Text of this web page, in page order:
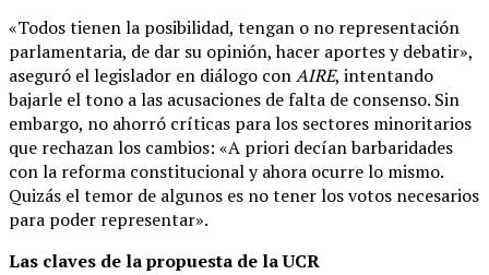
«Todos tienen la posibilidad, tengan o no representación
parlamentaria, de dar su opinión, hacer aportes y debatir»,
aseguró el legislador en diálogo conAIRE, intentando
bajarle el tono a las acusaciones de falta de consenso. Sin
embargo, no ahorró críticas para los sectores minoritarios
que rechazan los cambios: «A priori decían barbaridades
con la reforma constitucional y ahora ocurre lo mismo.
Quizás el temor de algunos es no tener los votos necesarios
para poder representar».
Las claves de la propuesta de la UCR